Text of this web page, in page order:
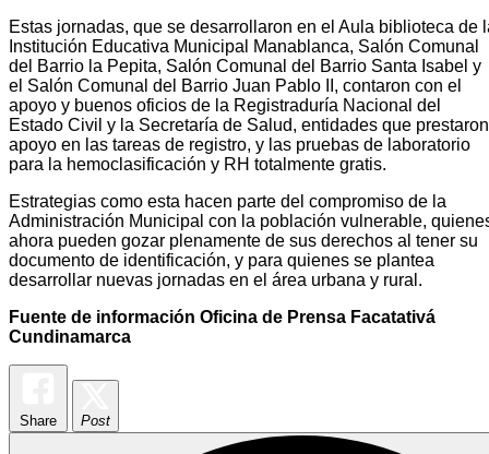
Estas jornadas, que se desarrollaron en el Aula biblioteca de
Institución Educativa Municipal Manablanca, Salón Comunal
del Barrio la Pepita, Salón Comunal del Barrio Santa Isabel y
el Salón Comunal del Barrio Juan Pablo II, contaron con el
apoyo y buenos oficios de la Registraduría Nacional del
Estado Civil y la Secretaría de Salud, entidades que prestaron
apoyo en las tareas de registro, y las pruebas de laboratorio
para la hemoclasificación y RH totalmente gratis.
Estrategias como esta hacen parte del compromiso de la
Administración Municipal con la población vulnerable,
ahora pueden gozar plenamente de sus derechos al tener su
documento de identificación, y para quienes se plantea
desarrollar nuevas jornadas en el área urbana y rural.
Fuente de información Oficina de Prensa Facatativá
Cundinamarca
Share Post